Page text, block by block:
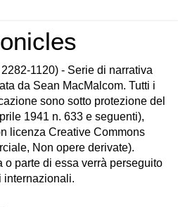
1120) - Serie di narrativa
da Sean MacMalcom. Tutti i
sono sotto protezione del
1941 n. 633 e seguenti),
licenza Creative Commons
Non opere derivate).
parte di essa verrà perseguito
internazionali.